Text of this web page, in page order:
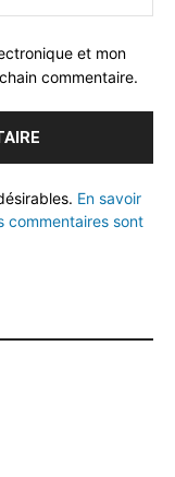
et mon
commentaire.
En savoir
commentaires sont